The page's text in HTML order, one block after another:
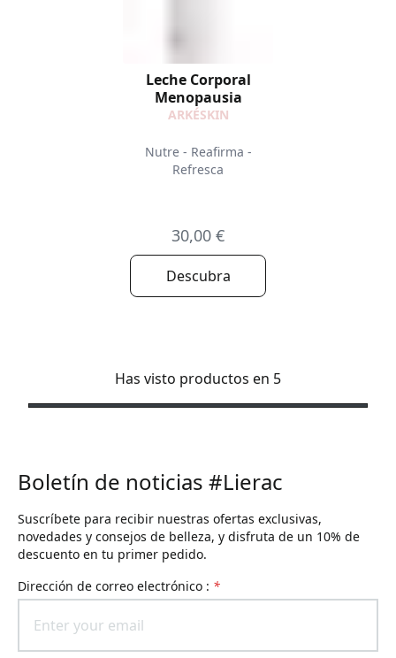
Leche Corporal
Menopausia
ARKÉSKIN
Nutre - Reafirma -
Refresca
30,00 €
Descubra
Has visto productos en 5
Boletín de noticias #Lierac
Suscríbete para recibir nuestras ofertas exclusivas,
novedades y consejos de belleza, y disfruta de un 10% de
descuento en tu primer pedido.
Dirección de correo electrónico : *